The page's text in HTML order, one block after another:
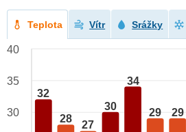
Teplota Vítr Srážky
32
28
27
30
34
29 29
40
35
30